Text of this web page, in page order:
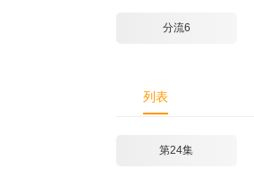
分流6
列表
第24集